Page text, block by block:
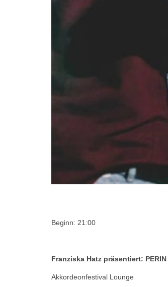
Beginn: 21:00
Franziska Hatz präsentiert: PERIN
Akkordeonfestival Lounge